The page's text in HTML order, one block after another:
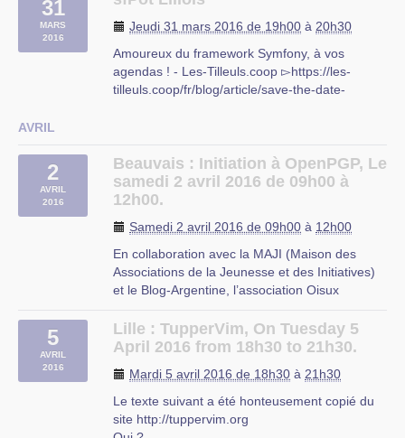
Une solution de repli serait donc de la tenir au
Bis2fly (au Mutualab), rue Nicolas (…)
31
MARS
2016
Jeudi 31 mars 2016 de 19h00 à 20h30
Amoureux du framework Symfony, à vos
agendas ! - Les-Tilleuls.coop ▻https://les-
tilleuls.coop/fr/blog/article/save-the-date-
l’organisation d’un nouveau sfPot lillois. Il aura
lieu (…)
Liberch’ti
169 Boulevard de la Liberté
AVRIL
2
AVRIL
2016
Beauvais : Initiation à OpenPGP, Le
samedi 2 avril 2016 de 09h00 à
12h00.
Samedi 2 avril 2016 de 09h00 à 12h00
En collaboration avec la MAJI (Maison des
Associations de la Jeunesse et des Initiatives)
et le Blog-Argentine, l’association Oisux
Beauvais au 28 rue de Gascogne.
Formations gratuites, 9h30 à 12h00.
9 janvier Le bureau graphique de (…)
5
AVRIL
2016
Lille : TupperVim, On Tuesday 5
April 2016 from 18h30 to 21h30.
Mardi 5 avril 2016 de 18h30 à 21h30
Le texte suivant a été honteusement copié du
site http://tuppervim.org